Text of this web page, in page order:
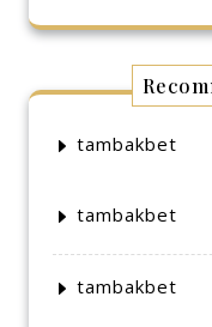
tambakbet
tambakbet
tambakbet